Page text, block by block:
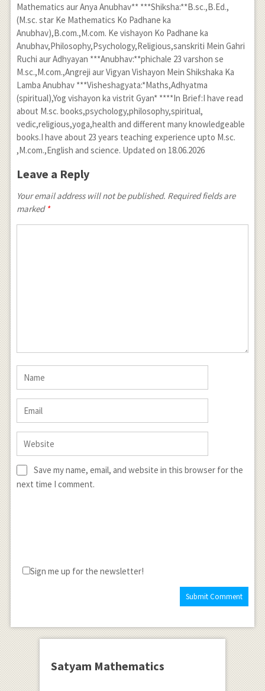
Mathematics aur Anya Anubhav** ***Shiksha:**B.sc.,B.Ed.,
(M.sc. star Ke Mathematics Ko Padhane ka
Anubhav),B.com.,M.com. Ke vishayon Ko Padhane ka
Anubhav,Philosophy,Psychology,Religious,sanskriti Mein Gahri
Ruchi aur Adhyayan ***Anubhav:**phichale 23 varshon se
M.sc.,M.com.,Angreji aur Vigyan Vishayon Mein Shikshaka Ka
Lamba Anubhav ***Visheshagyata:*Maths,Adhyatma
(spiritual),Yog vishayon ka vistrit Gyan* ****In Brief:I have read
about M.sc. books,psychology,philosophy,spiritual,
vedic,religious,yoga,health and different many knowledgeable
books.I have about 23 years teaching experience upto M.sc.
,M.com.,English and science. Updated on 18.06.2026
Leave a Reply
Your email address will not be published. Required fields are
marked *
Save my name, email, and website in this browser for the
next time I comment.
Sign me up for the newsletter!
Satyam Mathematics